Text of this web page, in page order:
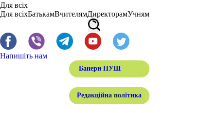
Для всіх
Для всіхБатькамВчителямДиректорамУчням
Напишіть нам
Банери НУШ
Редакційна політика